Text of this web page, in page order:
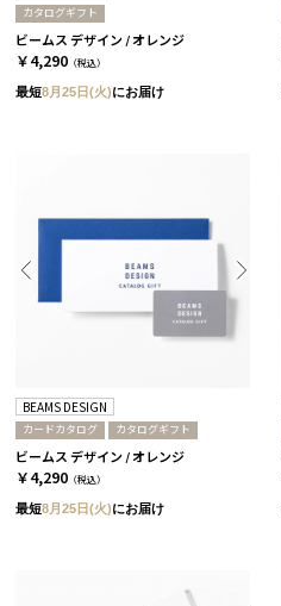
カタログギフト
ビームス デザイン / オレンジ
￥4,290 （税込）
最短8月25日(火)にお届け
BEAMS DESIGN
カードカタログ カタログギフト
ビームス デザイン / オレンジ
￥4,290 （税込）
最短8月25日(火)にお届け